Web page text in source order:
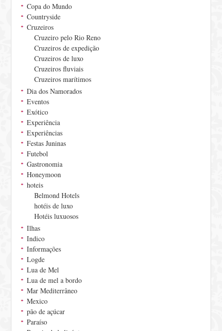
Copa do Mundo
Countryside
Cruzeiros
Cruzeiro pelo Rio Reno
Cruzeiros de expedição
Cruzeiros de luxo
Cruzeiros fluviais
Cruzeiros marítimos
Dia dos Namorados
Eventos
Exótico
Experiência
Experiências
Festas Juninas
Futebol
Gastronomia
Honeymoon
hoteis
Belmond Hotels
hotéis de luxo
Hotéis luxuosos
Ilhas
Indico
Informações
Logde
Lua de Mel
Lua de mel a bordo
Mar Mediterrâneo
Mexico
pão de açúcar
Paraíso